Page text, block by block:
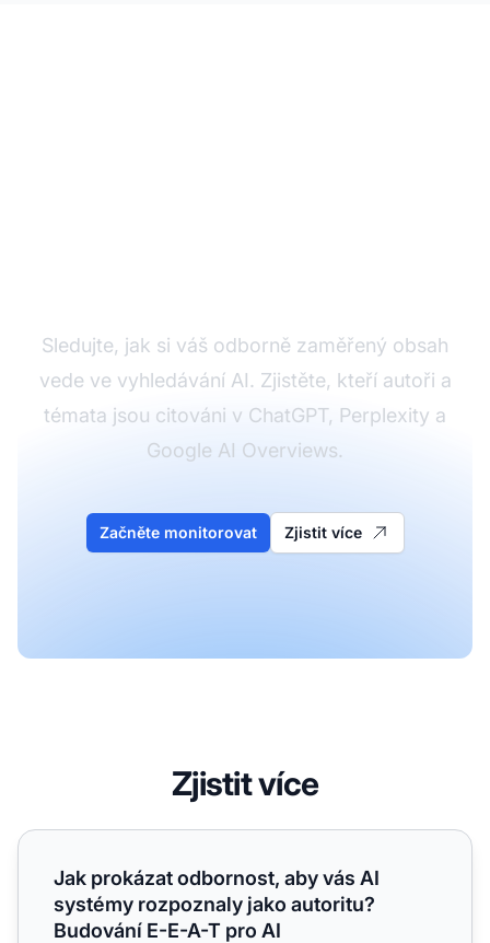
Sledujte, jak si váš odborně zaměřený obsah
vede ve vyhledávání AI. Zjistěte, kteří autoři a
témata jsou citováni v ChatGPT, Perplexity a
Google AI Overviews.
Začněte monitorovat Zjistit více
Zjistit více
Jak prokázat odbornost, aby vás AI systémy rozpoznaly
Jak prokázat odbornost, aby vás AI
systémy rozpoznaly jako autoritu?
Budování E-E-A-T pro AI